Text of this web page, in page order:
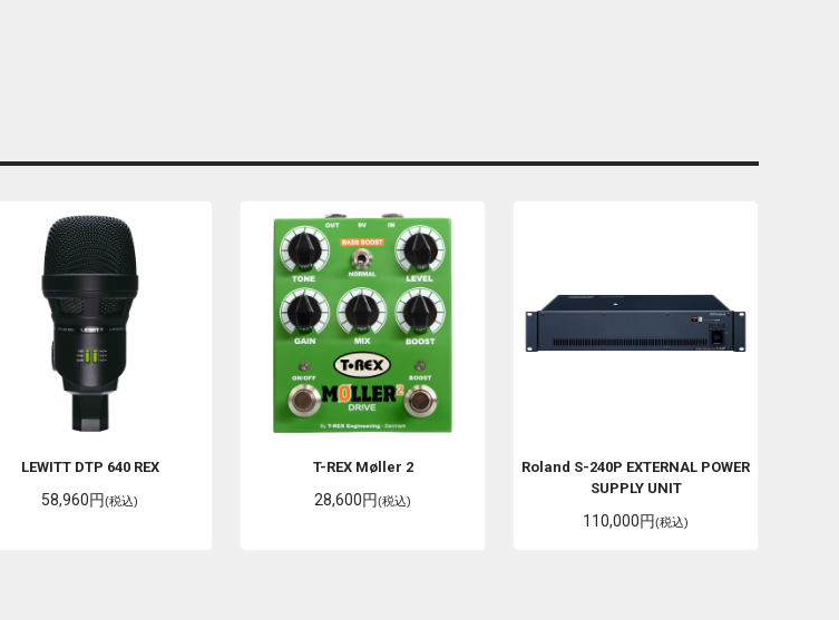
LEWITT DTP 640 REX
58,960円(税込)
T-REX Møller 2
28,600円(税込)
Roland S-240P EXTERNAL POWER
SUPPLY UNIT
110,000円(税込)